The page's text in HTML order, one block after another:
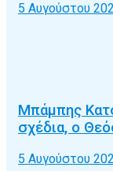
5 Αυγούστου
Μπάμπης
σχέδια, ο
5 Αυγούστου